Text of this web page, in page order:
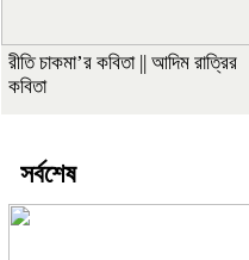
রীতি চাকমা’র কবিতা || আদিম রাত্রির
কবিতা
সর্বশেষ